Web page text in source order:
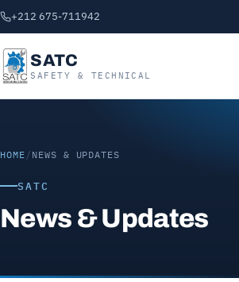
+212 675-711942
SATC
SAFETY & TECHNICAL
HOME / NEWS & UPDATES
SATC
News & Updates